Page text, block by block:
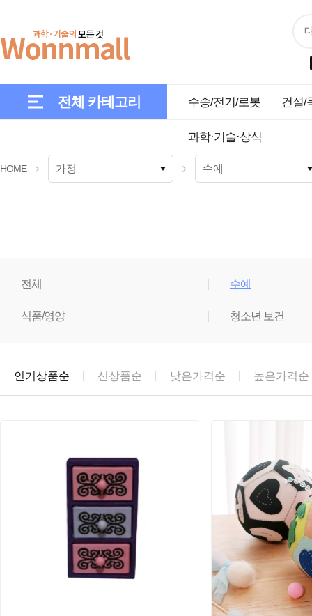
전체 카테고리 수송/전기/로봇 건설/
과학·기술·상식
HOME
전체 수예
식품/영양 청소년 보건
인기상품순 신상품순 낮은가격순 높은가격순